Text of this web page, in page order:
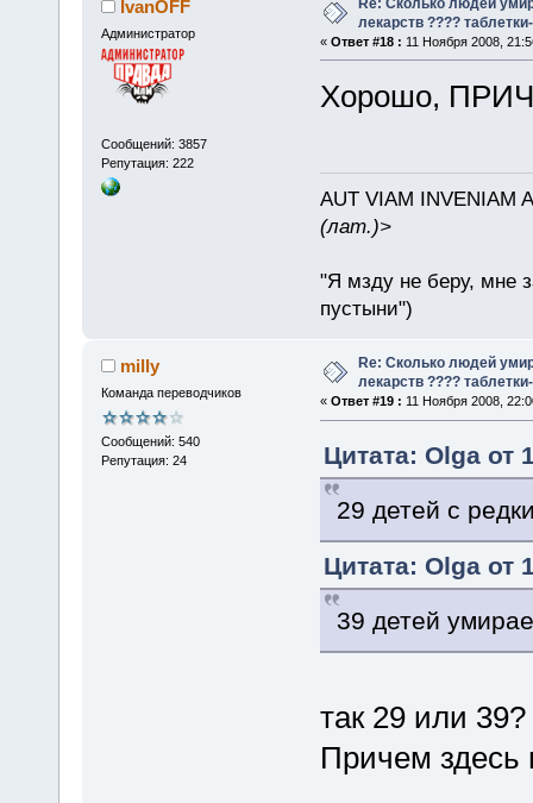
IvanOFF
Администратор
Сообщений: 3857
Репутация: 222
Re: Сколько людей
лекарств ????
« Ответ #18 : 11 Ноября 2008,
Хорошо,
AUT VIAM INVENIAM
(лат.)>
"Я мзду не беру, мне
пустыни")
milly
Команда переводчиков
Сообщений: 540
Репутация: 24
Re: Сколько людей
лекарств ????
« Ответ #19 : 11 Ноября 2008,
Цитата: Olga от
29 детей с
Цитата: Olga от
39 детей
так 29 или 39?
Причем